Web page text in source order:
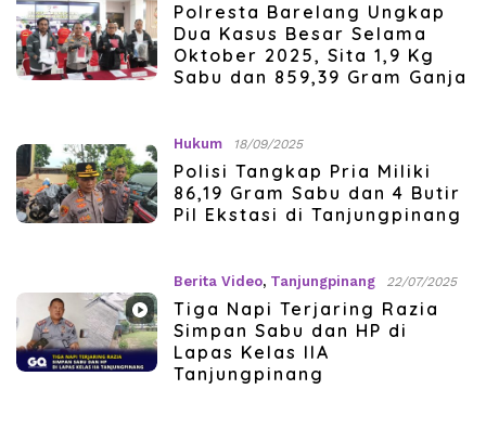
Polresta Barelang Ungkap
Dua Kasus Besar Selama
Oktober 2025, Sita 1,9 Kg
Sabu dan 859,39 Gram Ganja
Hukum 18/09/2025
Polisi Tangkap Pria Miliki
86,19 Gram Sabu dan 4 Butir
Pil Ekstasi di Tanjungpinang
Berita Video, Tanjungpinang 22/07/2025
Tiga Napi Terjaring Razia
Simpan Sabu dan HP di
Lapas Kelas IIA
Tanjungpinang